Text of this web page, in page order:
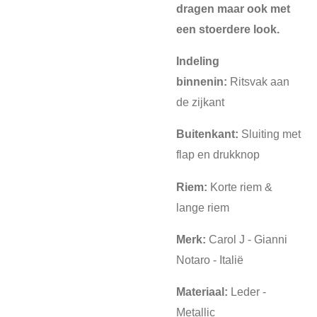
dragen maar ook met
een stoerdere look.
Indeling
binnenin: Ritsvak aan
de zijkant
Buitenkant: Sluiting met
flap en drukknop
Riem: Korte riem &
lange riem
Merk: Carol J - Gianni
Notaro - Italië
Materiaal: Leder -
Metallic